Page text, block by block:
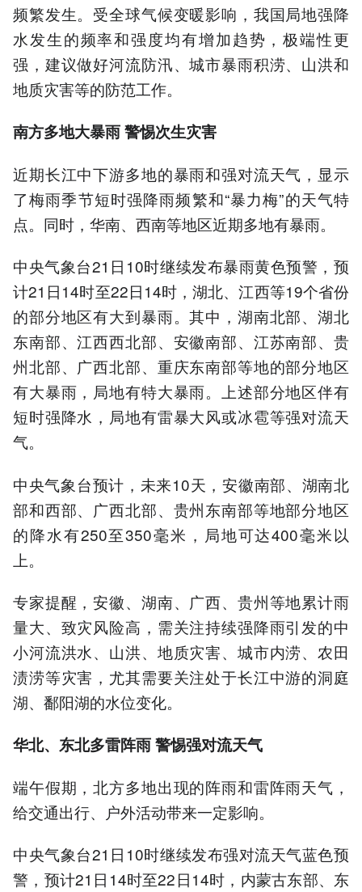
频繁发生。受全球气候变暖影响，我国局地强降
水发生的频率和强度均有增加趋势，极端性更
强，建议做好河流防汛、城市暴雨积涝、山洪和
地质灾害等的防范工作。
南方多地大暴雨 警惕次生灾害
近期长江中下游多地的暴雨和强对流天气，显示
了梅雨季节短时强降雨频繁和“暴力梅”的天气特
点。同时，华南、西南等地区近期多地有暴雨。
中央气象台21日10时继续发布暴雨黄色预警，预
计21日14时至22日14时，湖北、江西等19个省份
的部分地区有大到暴雨。其中，湖南北部、湖北
东南部、江西西北部、安徽南部、江苏南部、贵
州北部、广西北部、重庆东南部等地的部分地区
有大暴雨，局地有特大暴雨。上述部分地区伴有
短时强降水，局地有雷暴大风或冰雹等强对流天
气。
中央气象台预计，未来10天，安徽南部、湖南北
部和西部、广西北部、贵州东南部等地部分地区
的降水有250至350毫米，局地可达400毫米以
上。
专家提醒，安徽、湖南、广西、贵州等地累计雨
量大、致灾风险高，需关注持续强降雨引发的中
小河流洪水、山洪、地质灾害、城市内涝、农田
渍涝等灾害，尤其需要关注处于长江中游的洞庭
湖、鄱阳湖的水位变化。
华北、东北多雷阵雨 警惕强对流天气
端午假期，北方多地出现的阵雨和雷阵雨天气，
给交通出行、户外活动带来一定影响。
中央气象台21日10时继续发布强对流天气蓝色预
警，预计21日14时至22日14时，内蒙古东部、东